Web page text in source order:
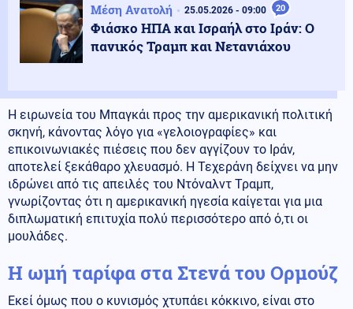
Μέση Ανατολή 25.05.2026 - 09:00 20
Φιάσκο ΗΠΑ και Ισραήλ στο Ιράν: Ο
πανικός Τραμπ και Νετανιάχου
Η ειρωνεία του Μπαγκάι προς την αμερικανική πολιτική
σκηνή, κάνοντας λόγο για «γελοιογραφίες» και
επικοινωνιακές πιέσεις που δεν αγγίζουν το Ιράν,
αποτελεί ξεκάθαρο χλευασμό. Η Τεχεράνη δείχνει να μην
ιδρώνει από τις απειλές του Ντόναλντ Τραμπ,
γνωρίζοντας ότι η αμερικανική ηγεσία καίγεται για μια
διπλωματική επιτυχία πολύ περισσότερο από ό,τι οι
μουλάδες.
Η ωμή ταρίφα στα Στενά του Ορμούζ
Εκεί όμως που ο κυνισμός χτυπάει κόκκινο, είναι στο